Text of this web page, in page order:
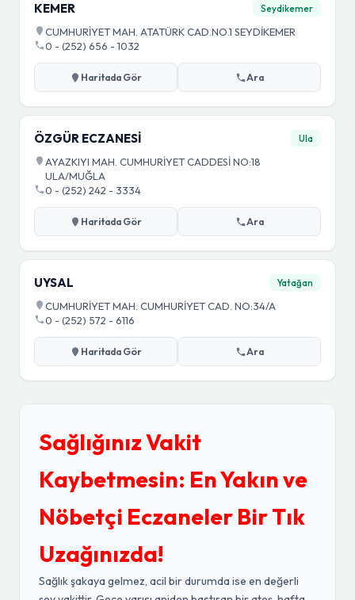
KEMER Seydikemer
CUMHURİYET MAH. ATATÜRK CAD.NO.1 SEYDİKEMER
0 - (252) 656 - 1032
Haritada Gör Ara
ÖZGÜR ECZANESİ Ula
AYAZKIYI MAH. CUMHURİYET CADDESİ NO:18
ULA/MUĞLA
0 - (252) 242 - 3334
Haritada Gör Ara
UYSAL Yatağan
CUMHURİYET MAH. CUMHURİYET CAD. NO:34/A
0 - (252) 572 - 6116
Haritada Gör Ara
Sağlığınız Vakit
Kaybetmesin: En Yakın ve
Nöbetçi Eczaneler Bir Tık
Uzağınızda!
Sağlık şakaya gelmez, acil bir durumda ise en değerli